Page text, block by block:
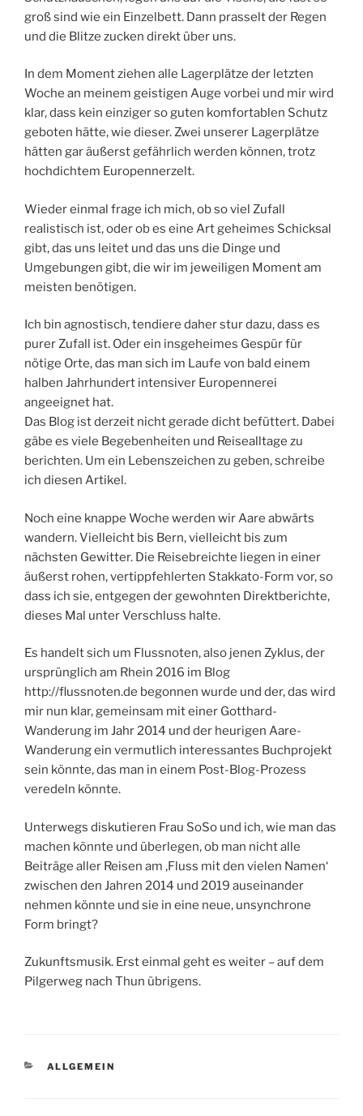
groß sind wie ein Einzelbett. Dann prasselt der Regen
und die Blitze zucken direkt über uns.
In dem Moment ziehen alle Lagerplätze der letzten
Woche an meinem geistigen Auge vorbei und mir wird
klar, dass kein einziger so guten komfortablen Schutz
geboten hätte, wie dieser. Zwei unserer Lagerplätze
hätten gar äußerst gefährlich werden können, trotz
hochdichtem Europennerzelt.
Wieder einmal frage ich mich, ob so viel Zufall
realistisch ist, oder ob es eine Art geheimes Schicksal
gibt, das uns leitet und das uns die Dinge und
Umgebungen gibt, die wir im jeweiligen Moment am
meisten benötigen.
Ich bin agnostisch, tendiere daher stur dazu, dass es
purer Zufall ist. Oder ein insgeheimes Gespür für
nötige Orte, das man sich im Laufe von bald einem
halben Jahrhundert intensiver Europennerei
angeeignet hat.
Das Blog ist derzeit nicht gerade dicht befüttert. Dabei
gäbe es viele Begebenheiten und Reisealltage zu
berichten. Um ein Lebenszeichen zu geben, schreibe
ich diesen Artikel.
Noch eine knappe Woche werden wir Aare abwärts
wandern. Vielleicht bis Bern, vielleicht bis zum
nächsten Gewitter. Die Reisebreichte liegen in einer
äußerst rohen, vertippfehlerten Stakkato-Form vor, so
dass ich sie, entgegen der gewohnten Direktberichte,
dieses Mal unter Verschluss halte.
Es handelt sich um Flussnoten, also jenen Zyklus, der
ursprünglich am Rhein 2016 im Blog
http://flussnoten.de begonnen wurde und der, das wird
mir nun klar, gemeinsam mit einer Gotthard-
Wanderung im Jahr 2014 und der heurigen Aare-
Wanderung ein vermutlich interessantes Buchprojekt
sein könnte, das man in einem Post-Blog-Prozess
veredeln könnte.
Unterwegs diskutieren Frau SoSo und ich, wie man das
machen könnte und überlegen, ob man nicht alle
Beiträge aller Reisen am ‚Fluss mit den vielen Namen‘
zwischen den Jahren 2014 und 2019 auseinander
nehmen könnte und sie in eine neue, unsynchrone
Form bringt?
Zukunftsmusik. Erst einmal geht es weiter – auf dem
Pilgerweg nach Thun übrigens.
KATEGORIEN
ALLGEMEIN